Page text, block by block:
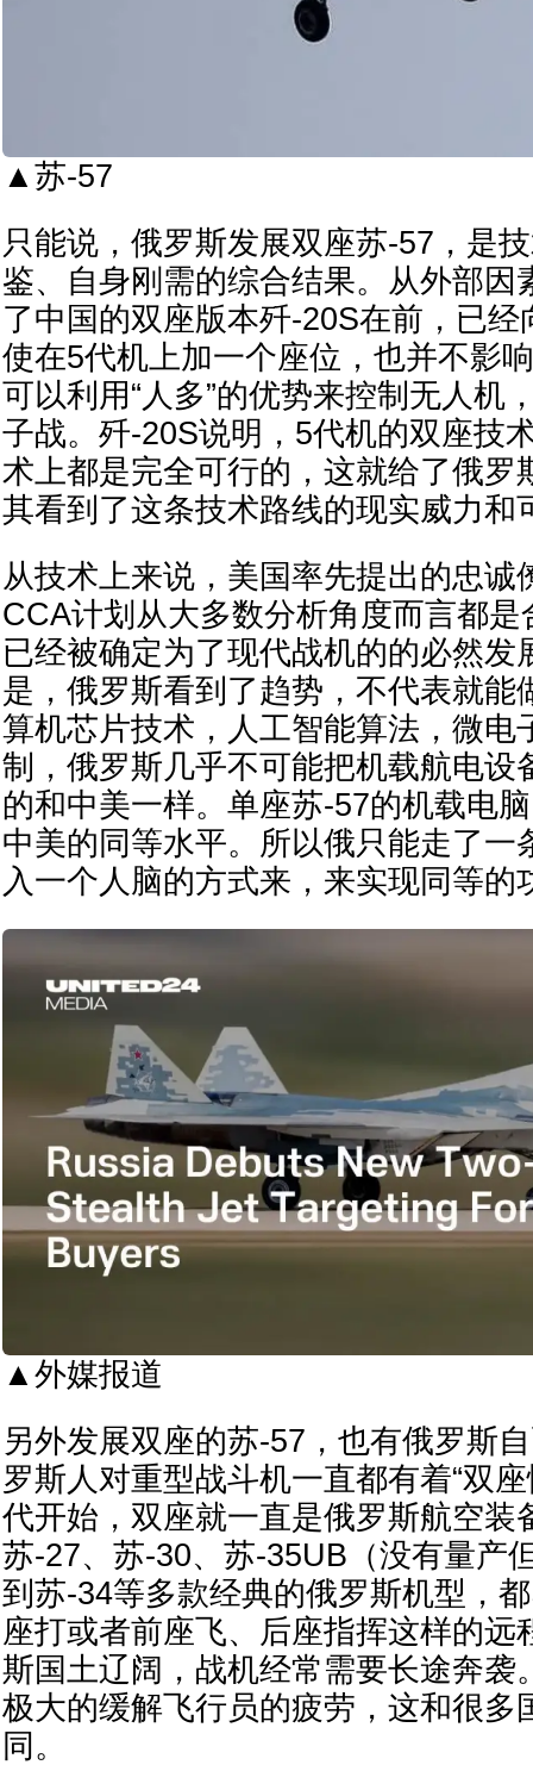
▲苏-57
只能说，俄罗斯发展双座苏-57，是
鉴、自身刚需的综合结果。从外部因
了中国的双座版本歼-20S在前，已
使在5代机上加一个座位，也并不影
可以利用“人多”的优势来控制无人机
子战。歼-20S说明，5代机的双座技
术上都是完全可行的，这就给了俄罗
其看到了这条技术路线的现实威力和
从技术上来说，美国率先提出的忠诚
CCA计划从大多数分析角度而言都
已经被确定为了现代战机的的必然发
是，俄罗斯看到了趋势，不代表就能
算机芯片技术，人工智能算法，微电
制，俄罗斯几乎不可能把机载航电设
的和中美一样。单座苏-57的机载电
中美的同等水平。所以俄只能走了一
入一个人脑的方式来，来实现同等的
▲外媒报道
另外发展双座的苏-57，也有俄罗斯
罗斯人对重型战斗机一直都有着“双
代开始，双座就一直是俄罗斯航空装
苏-27、苏-30、苏-35UB（没有量产
到苏-34等多款经典的俄罗斯机型，
座打或者前座飞、后座指挥这样的远
斯国土辽阔，战机经常需要长途奔袭
极大的缓解飞行员的疲劳，这和很多
同。